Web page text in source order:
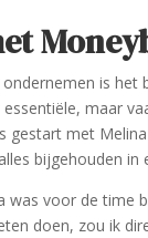
is het
maar
gestart met
bijgehouden in
was voor de time
doen, zou ik